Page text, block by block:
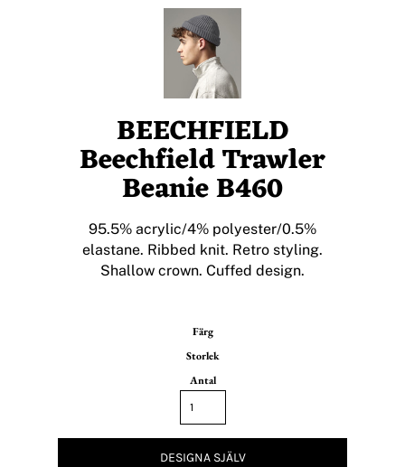
BEECHFIELD
Beechfield Trawler
Beanie B460
95.5% acrylic/4% polyester/0.5%
elastane. Ribbed knit. Retro styling.
Shallow crown. Cuffed design.
Färg
Storlek
Antal
DESIGNA SJÄLV